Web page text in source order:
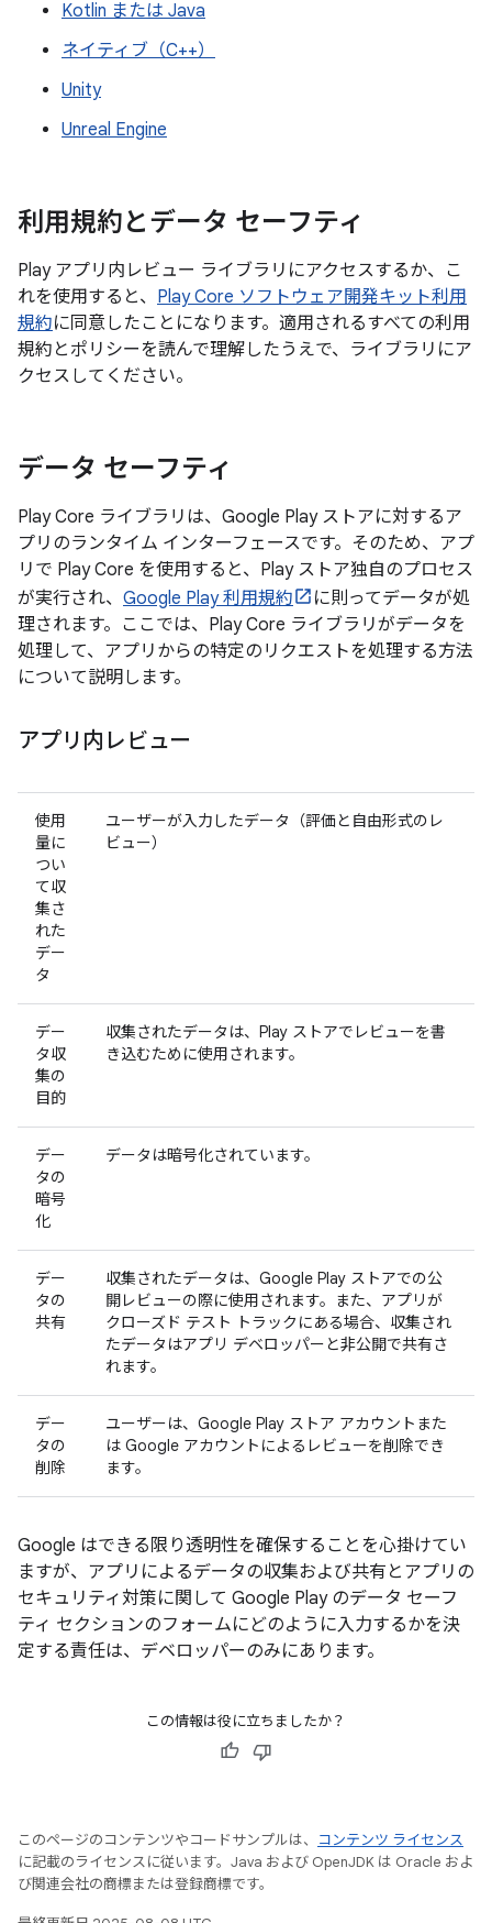
Kotlin または Java
ネイティブ（C++）
Unity
Unreal Engine
利用規約とデータ セーフティ
Play アプリ内レビュー ライブラリにアクセスするか、こ
れを使用すると、 Play Core ソフトウェア開発キット利用
規約に同意したことになります。適用されるすべての利用
規約とポリシーを読んで理解したうえで、ライブラリにア
クセスしてください。
データ セーフティ
Play Core ライブラリは、Google Play ストアに対するア
プリのランタイム インターフェースです。そのため、アプ
リで Play Core を使用すると、Play ストア独自のプロセス
が実行され、 Google Play 利用規約
に則ってデータが処
理されます。ここでは、Play Core ライブラリがデータを
処理して、アプリからの特定のリクエストを処理する方法
について説明します。
アプリ内レビュー
使用
量に
つい
て収
集さ
れた
デー
タ
ユーザーが入力したデータ（評価と自由形式のレ
ビュー）
デー
タ収
集の
目的
収集されたデータは、Play ストアでレビューを書
き込むために使用されます。
デー
タの
暗号
化
データは暗号化されています。
デー
タの
共有
収集されたデータは、Google Play ストアでの公
開レビューの際に使用されます。また、アプリが
クローズド テスト トラックにある場合、収集され
たデータはアプリ デベロッパーと非公開で共有さ
れます。
デー
タの
削除
ユーザーは、Google Play ストア アカウントまた
は Google アカウントによるレビューを削除でき
ます。
Google はできる限り透明性を確保することを心掛けてい
ますが、アプリによるデータの収集および共有とアプリの
セキュリティ対策に関して Google Play のデータ セーフ
ティ セクションのフォームにどのように入力するかを決
定する責任は、デベロッパーのみにあります。
この情報は役に立ちましたか？
このページのコンテンツやコードサンプルは、
コンテンツ ライセンス
に記載のライセンスに従います。Java および OpenJDK は Oracle およ
び関連会社の商標または登録商標です。